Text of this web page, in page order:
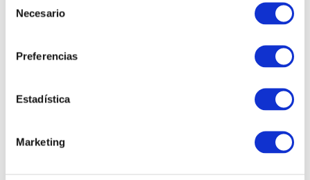
Necesario
Preferencias
Estadística
Marketing
CLIMATIZADA TODO EL AÑO
época del año, sin importar la temporada